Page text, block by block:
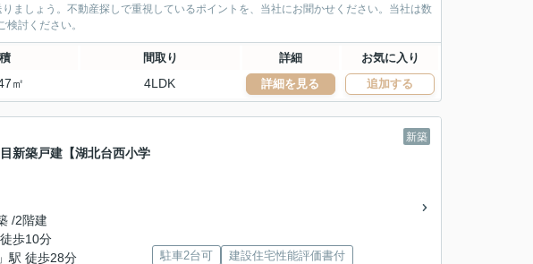
ましょう。不動産探しで重視しているポイントを、当社にお聞かせください。当社は数
討ください。
間取り 詳細 お気に入り
㎡ 4LDK 詳細を見る 追加する
新築
新築戸建【湖北台西小学
/2階建
歩10分
」駅 徒歩28分
駐車2台可
建設住宅性能評価書付